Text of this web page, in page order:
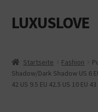
Zur
Navigation
Zum
Inhalt
LUXUSLOVE
Cookie-Richtlinie (EU)
Startseite Fashion
Shadow/Dark Shadow US 6
42 US 9.5 EU 42.5 US 10 EU